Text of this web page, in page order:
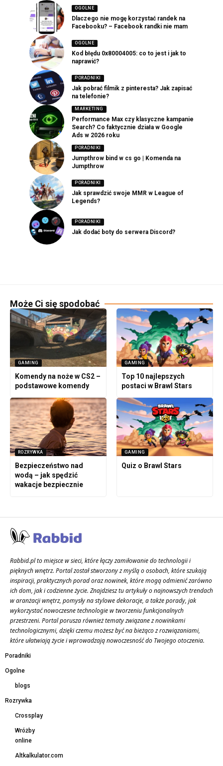
OGOLNE
Dlaczego nie mogę korzystać randek na
Facebooku? – Facebook randki nie mam
OGOLNE
Kod błędu 0x80004005: co to jest i jak to
naprawić?
PORADNIKI
Jak pobrać filmik z pinteresta? Jak zapisać
na telefonie?
MARKETING
Performance Max czy klasyczne kampanie
Search? Co faktycznie działa w Google
Ads w 2026 roku
PORADNIKI
Jumpthrow bind w cs go | Komenda na
Jumpthrow
PORADNIKI
Jak sprawdzić swoje MMR w League of
Legends?
PORADNIKI
Jak dodać boty do serwera Discord?
Może Ci się spodobać
GAMING
Komendy na noże w CS2 –
podstawowe komendy
GAMING
Top 10 najlepszych
postaci w Brawl Stars
ROZRYWKA
Bezpieczeństwo nad
wodą – jak spędzić
wakacje bezpiecznie
GAMING
Quiz o Brawl Stars
Rabbid.pl to miejsce w sieci, które łączy zamiłowanie do technologii i
pięknych wnętrz. Portal został stworzony z myślą o osobach, które szukają
inspiracji, praktycznych porad oraz nowinek, które mogą odmienić zarówno
ich dom, jak i codzienne życie. Znajdziesz tu artykuły o najnowszych trendach
w aranżacji wnętrz, pomysły na stylowe dekoracje, a także porady, jak
wykorzystać nowoczesne technologie w tworzeniu funkcjonalnych
przestrzeni. Portal porusza również tematy związane z nowinkami
technologicznymi, dzięki czemu możesz być na bieżąco z rozwiązaniami,
które ułatwiają życie i wprowadzają nowoczesność do Twojego otoczenia.
Poradniki
Ogolne
blogs
Rozrywka
Crossplay
Wróżby
online
Altkalkulator.com